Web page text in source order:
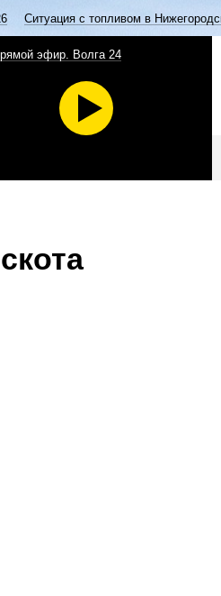
Ситуация с топливом в
эфир. Волга 24